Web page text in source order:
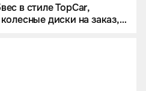
в стиле TopCar,
диски на заказ,